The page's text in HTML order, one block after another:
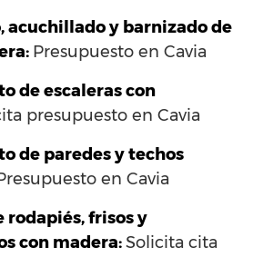
acuchillado y barnizado de
Presupuesto en Cavia
de escaleras con
presupuesto en Cavia
de paredes y techos
en Cavia
rodapiés, frisos y
con madera:Solicita cita